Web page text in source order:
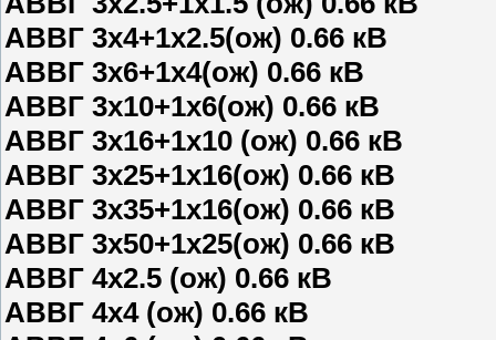
АВВГ 3х4+1х2.5(ож) 0.66 кВ
АВВГ 3х6+1х4(ож) 0.66 кВ
АВВГ 3х10+1х6(ож) 0.66 кВ
АВВГ 3х16+1х10 (ож) 0.66 кВ
АВВГ 3х25+1х16(ож) 0.66 кВ
АВВГ 3х35+1х16(ож) 0.66 кВ
АВВГ 3х50+1х25(ож) 0.66 кВ
АВВГ 4х2.5 (ож) 0.66 кВ
АВВГ 4х4 (ож) 0.66 кВ